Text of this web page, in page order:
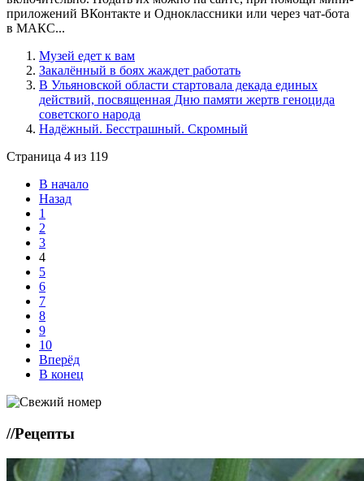
приложений ВКонтакте и Одноклассники или через чат-бота
в МАКС...
Музей едет к вам
Закалённый в боях жаждет работать
В Ульяновской области стартовала декада единых
действий, посвященная Дню памяти жертв геноцида
советского народа
Надёжный. Бесстрашный. Скромный
Страница 4 из 119
В начало
Назад
1
2
3
4
5
6
7
8
9
10
Вперёд
В конец
//Рецепты